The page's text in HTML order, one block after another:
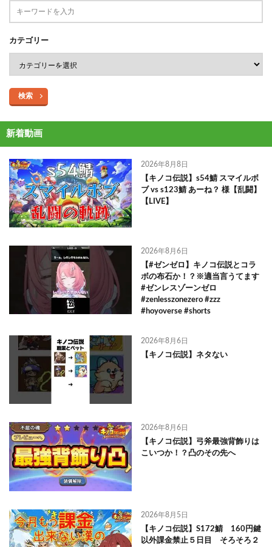
カテゴリー
検索
新着動画
2026年8月8日
【キノコ伝説】s54鯖 スマイルボ
ブ vs s123鯖 あーね？ 様【乱闘】
【LIVE】
2026年8月6日
【#ゼンゼロ】キノコ伝説とコラ
ボの布石か！？※適当言うてます
#ゼンレスゾーンゼロ
#zenlesszonezero #zzz
#hoyoverse #shorts
2026年8月6日
【キノコ伝説】ネタない
2026年8月6日
【キノコ伝説】弓斧最強背飾りは
こいつか！？凸のその先へ
2026年8月5日
【キノコ伝説】S172鯖 160円鍵
以外課金禁止５日目 そろそろ２